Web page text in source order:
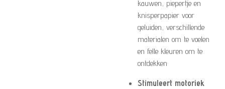
kauwen, piepertje en
knisperpapier voor
geluiden, verschillende
materialen om te voelen
en felle kleuren om te
ontdekken
Stimuleert motoriek